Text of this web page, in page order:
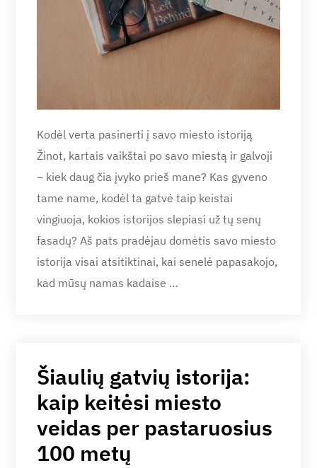
Kodėl verta pasinerti į savo miesto istoriją
Žinot, kartais vaikštai po savo miestą ir galvoji
– kiek daug čia įvyko prieš mane? Kas gyveno
tame name, kodėl ta gatvė taip keistai
vingiuoja, kokios istorijos slepiasi už tų senų
fasadų? Aš pats pradėjau domėtis savo miesto
istorija visai atsitiktinai, kai senelė papasakojo,
kad mūsų namas kadaise …
Šiaulių gatvių istorija:
kaip keitėsi miesto
veidas per pastaruosius
100 metų